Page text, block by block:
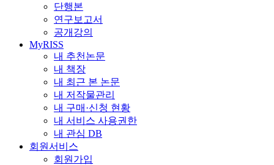
단행본
연구보고서
공개강의
MyRISS
내 추천논문
내 책장
내 최근 본 논문
내 저작물관리
내 구매·신청 현황
내 서비스 사용권한
내 관심 DB
회원서비스
회원가입